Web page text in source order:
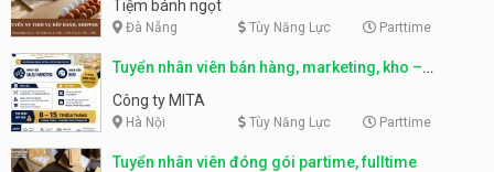
Tiệm bánh ngọt
Đà Nẵng Tùy Năng Lực Parttime
Tuyển nhân viên bán hàng, marketing, kho –
parttime, fulltime
Công ty MITA
Hà Nội Tùy Năng Lực Parttime
Tuyển nhân viên đóng gói partime, fulltime